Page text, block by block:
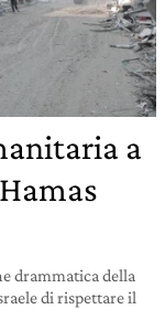
a
drammatica della
di rispettare il